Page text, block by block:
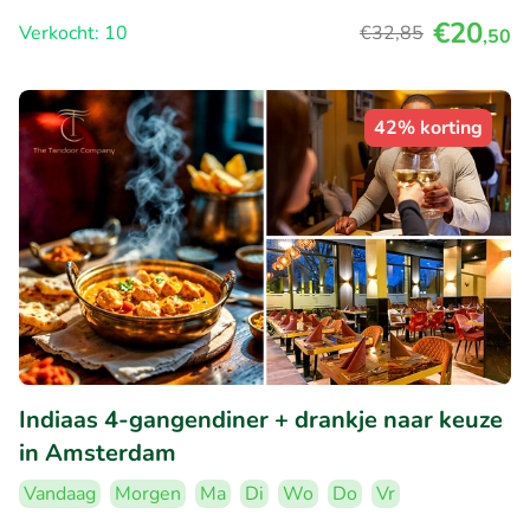
Verkocht: 10
€32,85 €20,50
42% korting
Indiaas 4-gangendiner + drankje naar keuze
in Amsterdam
Vandaag Morgen Ma Di Wo Do
Vr